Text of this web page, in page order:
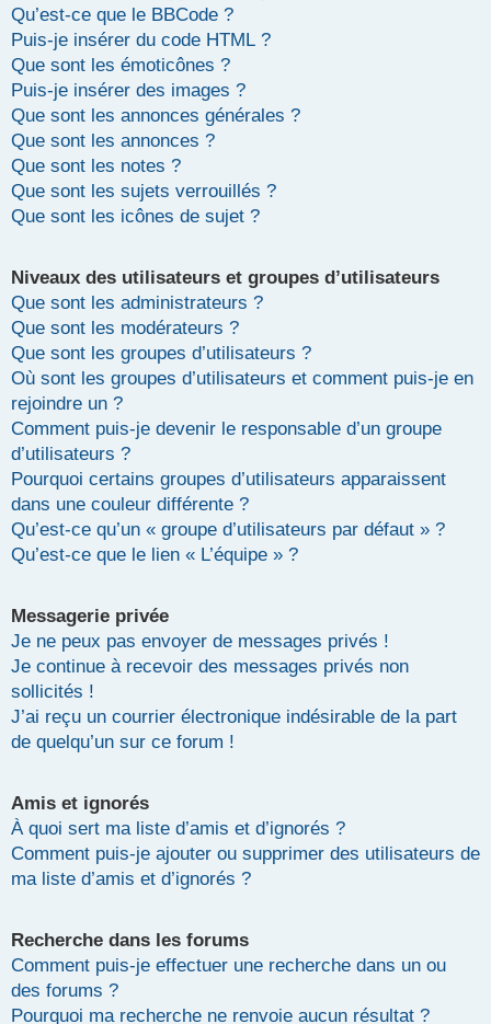
Qu’est-ce que le BBCode ?
Puis-je insérer du code HTML ?
Que sont les émoticônes ?
Puis-je insérer des images ?
Que sont les annonces générales ?
Que sont les annonces ?
Que sont les notes ?
Que sont les sujets verrouillés ?
Que sont les icônes de sujet ?
Niveaux des utilisateurs et groupes d’utilisateurs
Que sont les administrateurs ?
Que sont les modérateurs ?
Que sont les groupes d’utilisateurs ?
Où sont les groupes d’utilisateurs et comment puis-je en
rejoindre un ?
Comment puis-je devenir le responsable d’un groupe
d’utilisateurs ?
Pourquoi certains groupes d’utilisateurs apparaissent
dans une couleur différente ?
Qu’est-ce qu’un « groupe d’utilisateurs par défaut » ?
Qu’est-ce que le lien « L’équipe » ?
Messagerie privée
Je ne peux pas envoyer de messages privés !
Je continue à recevoir des messages privés non
sollicités !
J’ai reçu un courrier électronique indésirable de la part
de quelqu’un sur ce forum !
Amis et ignorés
À quoi sert ma liste d’amis et d’ignorés ?
Comment puis-je ajouter ou supprimer des utilisateurs de
ma liste d’amis et d’ignorés ?
Recherche dans les forums
Comment puis-je effectuer une recherche dans un ou
des forums ?
Pourquoi ma recherche ne renvoie aucun résultat ?